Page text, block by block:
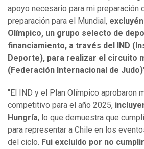
apoyo necesario para mi preparación
preparación para el Mundial,
Olímpico, un grupo selecto de
financiamiento, a través del IND
Deporte), para realizar el circuito
(Federación Internacional de Judo)
"El IND y el Plan Olímpico aprobaron
competitivo para el año 2025,
Hungría, lo que demuestra que
para representar a Chile en los
del ciclo. Fui excluido por no